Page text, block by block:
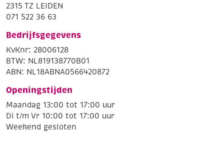
2315 TZ LEIDEN
071 522 36 63
Bedrijfsgegevens
KvKnr: 28006128
BTW: NL819138770B01
ABN: NL18ABNA0566420872
Openingstijden
Maandag 13:00 tot 17:00 uur
Di t/m Vr 10:00 tot 17:00 uur
Weekend gesloten